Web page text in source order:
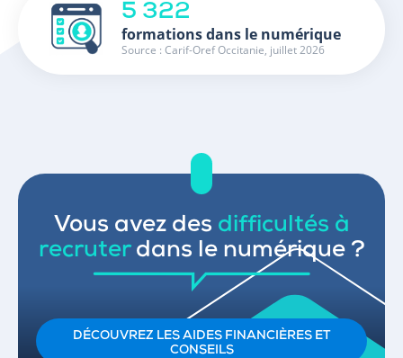
5 322
formations dans le numérique
Source : Carif-Oref Occitanie, juillet 2026
Vous avez des difficultés à
recruterdans le numérique ?
DÉCOUVREZ LES AIDES FINANCIÈRES ET
CONSEILS